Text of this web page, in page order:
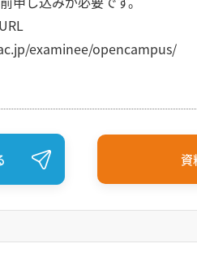
examinee/opencampus/
資